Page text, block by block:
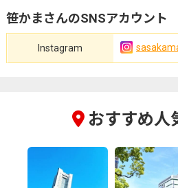
笹かまさんのSNSアカウント
Instagram
おすすめ人